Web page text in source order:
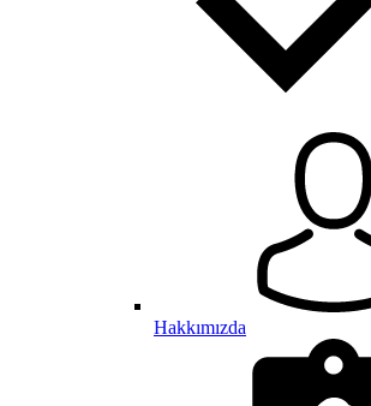
Hakkımızda